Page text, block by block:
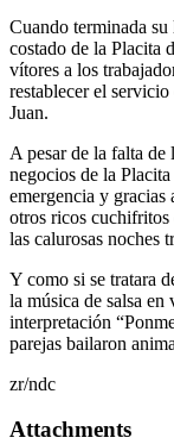
Cuando terminada
costado de la Placita
vítores a los
restablecer el
Juan.
A pesar de la falta de
negocios de la
emergencia y gracias
otros ricos cuchifritos
las calurosas noches
Y como si se tratara
la música de salsa
interpretación
parejas bailaron
zr/ndc
Attachments